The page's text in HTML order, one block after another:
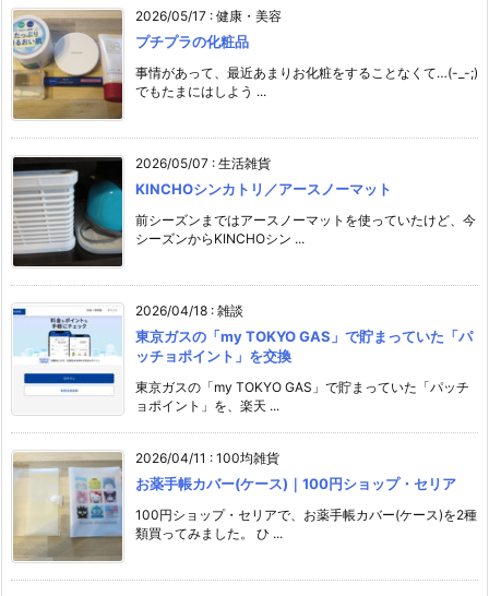
2026/05/17 : 健康・美容
プチプラの化粧品
事情があって、最近あまりお化粧をすることなくて…(-_-;)
でもたまにはしよう ...
2026/05/07 : 生活雑貨
KINCHOシンカトリ／アースノーマット
前シーズンまではアースノーマットを使っていたけど、今
シーズンからKINCHOシン ...
2026/04/18 : 雑談
東京ガスの「my TOKYO GAS」で貯まっていた「パ
ッチョポイント」を交換
東京ガスの「my TOKYO GAS」で貯まっていた「パッチ
ョポイント」を、楽天 ...
2026/04/11 : 100均雑貨
お薬手帳カバー(ケース)｜100円ショップ・セリア
100円ショップ・セリアで、お薬手帳カバー(ケース)を2種
類買ってみました。 ひ ...